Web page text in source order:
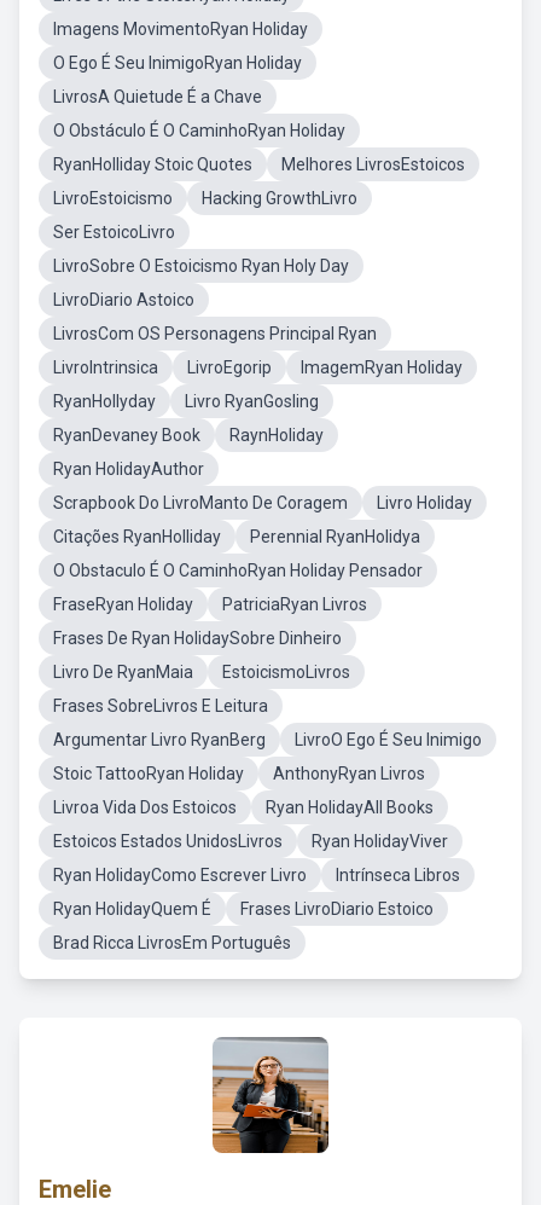
Imagens MovimentoRyan Holiday
O Ego É Seu InimigoRyan Holiday
LivrosA Quietude É a Chave
O Obstáculo É O CaminhoRyan Holiday
RyanHolliday Stoic Quotes
Melhores LivrosEstoicos
LivroEstoicismo
Hacking GrowthLivro
Ser EstoicoLivro
LivroSobre O Estoicismo Ryan Holy Day
LivroDiario Astoico
LivrosCom OS Personagens Principal Ryan
LivroIntrinsica
LivroEgorip
ImagemRyan Holiday
RyanHollyday
Livro RyanGosling
RyanDevaney Book
RaynHoliday
Ryan HolidayAuthor
Scrapbook Do LivroManto De Coragem
Livro Holiday
Citações RyanHolliday
Perennial RyanHolidya
O Obstaculo É O CaminhoRyan Holiday Pensador
FraseRyan Holiday
PatriciaRyan Livros
Frases De Ryan HolidaySobre Dinheiro
Livro De RyanMaia
EstoicismoLivros
Frases SobreLivros E Leitura
Argumentar Livro RyanBerg
LivroO Ego É Seu Inimigo
Stoic TattooRyan Holiday
AnthonyRyan Livros
Livroa Vida Dos Estoicos
Ryan HolidayAll Books
Estoicos Estados UnidosLivros
Ryan HolidayViver
Ryan HolidayComo Escrever Livro
Intrínseca Libros
Ryan HolidayQuem É
Frases LivroDiario Estoico
Brad Ricca LivrosEm Português
Emelie